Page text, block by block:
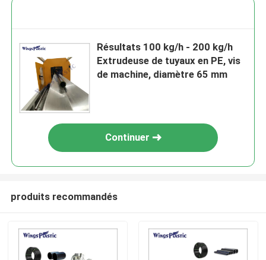
Résultats 100 kg/h - 200 kg/h
Extrudeuse de tuyaux en PE, vis
de machine, diamètre 65 mm
Continuer
produits recommandés